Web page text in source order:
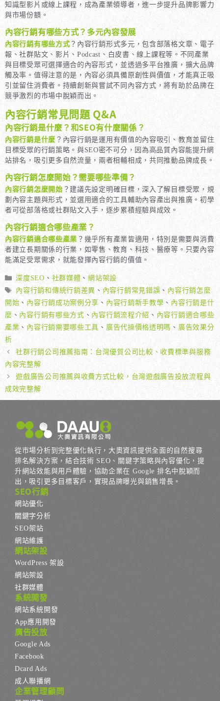
知識型影片或線上課程，成為產業領導者，進一步提升品牌影響力
與市場份額。
內容行銷有哪些方式？多元內容發展
內容行銷有哪些方式 ？內容行銷形式多元，包含部落格文章、電子
報、社群貼文、影片、Podcast、白皮書、線上課程等。不同產業
與目標受眾可選擇適合的內容形式，並透過多平台推廣，擴大品牌
觸及率。值得注意的是，內容必須具備原創性與價值，才能真正吸
引並留住消費者。持續創新與嘗試不同內容方式，將有助於品牌在
競爭激烈的市場中脫穎而出。
內容行銷常見問題 Q&A
內容行銷是什麼？和SEO有什麼關係？
內容行銷是什麼？內容行銷是運用有價值的內容吸引、教育並留住
目標受眾的行銷策略。與SEO密不可分，因為高品質內容能提升網
站排名，吸引更多自然流量，兩者相輔相成，共同推動品牌成長。
內容行銷怎麼開始？需要哪些準備？
內容行銷怎麼開始？建議先設定明確目標，深入了解目標受眾，規
劃內容主題與形式，並選用適合的工具輔助內容產出與推廣。初學
者可從部落格或社群貼文入手，逐步累積經驗與成效。
內容行銷適合哪些產業？
內容行銷適合哪些產業 ？幾乎所有產業皆適用，特別是需要與消費
者建立長期關係的行業，如零售、教育、科技、醫療等。只要內容
能滿足受眾需求，就能發揮內容行銷的價值。
分
類
深度SEO 、 社群媒體 、網站架設
標
籤
內容行銷和傳統行銷差異 、 內容行銷常見錯誤 、 內容行銷怎麼
開始 、 內容行銷成功案例分享 、 內容行銷新手教學 、 內容行銷是什
麼 、 內容行銷有哪些方式、 內容行銷流程介紹 、 內容行銷適合哪些
產業 、 內容行銷需要哪些工具 、 廣告代操價格透明嗎 、 廣告效果分
析
社群行銷公司推薦指南：台灣優質公司比較、收費標準與服務
內容完整解
遊戲廣告公司推薦與收費方式比較，台灣遊戲廣告投放流程與
成效完整解
從市場分析到完整優化執行，大奧資訊提供全面的自然搜尋
排名解決方案，結合技術 SEO、關鍵字策略與內容優化，提
升網站效能與用戶體驗，協助企業在 Google 排名中脫穎而
出，吸引更多目標客戶，實現品牌曝光與銷售增長。
SEO行銷
網站優化
關鍵字分析
SEO架站
網站維護
網站架設
WordPress 架設
網站架設
社群媒體
系統開發
網站系統開發
App應用開發
廣告投放
Google Ads
Facebook
Dcard Ads
成人聯播網
企業管理顧問